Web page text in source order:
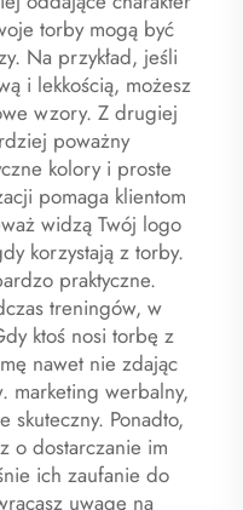
torby mogą być
Na przykład, jeśli
i lekkością, możesz
wzory. Z drugiej
poważny
kolory i proste
pomaga klientom
widzą Twój logo
korzystają z torby.
praktyczne.
treningów, w
ktoś nosi torbę z
nawet nie zdając
marketing werbalny,
skuteczny. Ponadto,
o dostarczanie im
ich zaufanie do
uwagę na